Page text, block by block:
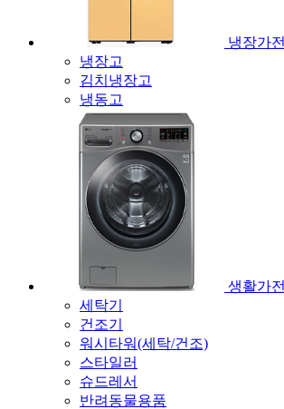
냉장가전
냉장고
김치냉장고
냉동고
생활가전
세탁기
건조기
워시타워(세탁/건조)
스타일러
슈드레서
반려동물용품